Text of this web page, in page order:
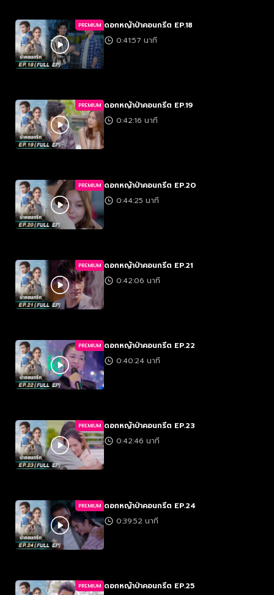
PREMIUM ดอกหญ้าป่าคอนกรีต EP.18
0:41:57 นาที
PREMIUM ดอกหญ้าป่าคอนกรีต EP.19
0:42:16 นาที
PREMIUM ดอกหญ้าป่าคอนกรีต EP.20
0:44:25 นาที
PREMIUM ดอกหญ้าป่าคอนกรีต EP.21
0:42:06 นาที
PREMIUM ดอกหญ้าป่าคอนกรีต EP.22
0:40:24 นาที
PREMIUM ดอกหญ้าป่าคอนกรีต EP.23
0:42:46 นาที
PREMIUM ดอกหญ้าป่าคอนกรีต EP.24
0:39:52 นาที
PREMIUM ดอกหญ้าป่าคอนกรีต EP.25